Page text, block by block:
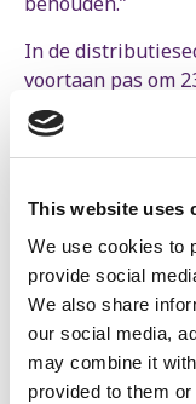
This website uses
We use cookies to
provide social
We also share
our social media,
may combine it
provided to them
In de
voortaan pas om
20 uur. “Dat
per shift. Dat is
einde van de
Volgens de
gelden voor nieuw
krijg je collega’s
maar een andere
houdbaar?”
State
behandeling en